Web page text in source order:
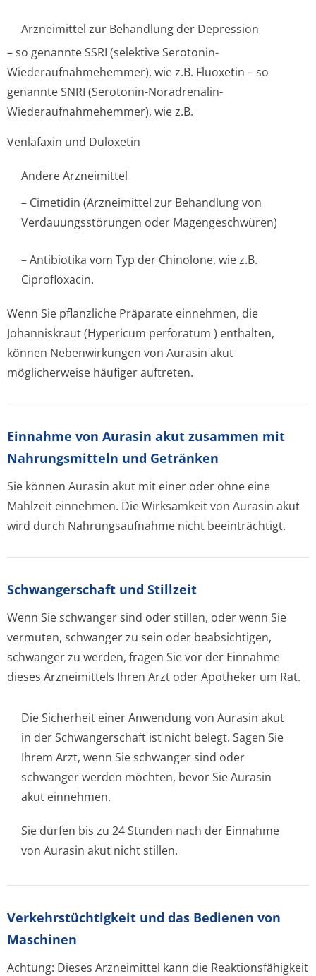
Arzneimittel zur Behandlung der Depression
– so genannte SSRI (selektive Serotonin-
Wiederaufnahme­hemmer), wie z.B. Fluoxetin – so
genannte SNRI (Serotonin-Noradrenalin-
Wiederaufnahme­hemmer), wie z.B.
Venlafaxin und Duloxetin
Andere Arzneimittel
– Cimetidin (Arzneimittel zur Behandlung von
Verdauungsstörungen oder Magengeschwüren)
– Antibiotika vom Typ der Chinolone, wie z.B.
Ciprofloxacin.
Wenn Sie pflanzliche Präparate einnehmen, die
Johanniskraut (Hypericum perforatum ) enthalten,
können Nebenwirkungen von Aurasin akut
möglicherweise häufiger auftreten.
Einnahme von Aurasin akut zusammen mit
Nahrungsmitteln und Getränken
Sie können Aurasin akut mit einer oder ohne eine
Mahlzeit einnehmen. Die Wirksamkeit von Aurasin akut
wird durch Nahrungsaufnahme nicht beeinträchtigt.
Schwangerschaft und Stillzeit
Wenn Sie schwanger sind oder stillen, oder wenn Sie
vermuten, schwanger zu sein oder beabsichtigen,
schwanger zu werden, fragen Sie vor der Einnahme
dieses Arzneimittels Ihren Arzt oder Apotheker um Rat.
Die Sicherheit einer Anwendung von Aurasin akut
in der Schwangerschaft ist nicht belegt. Sagen Sie
Ihrem Arzt, wenn Sie schwanger sind oder
schwanger werden möchten, bevor Sie Aurasin
akut einnehmen.
Sie dürfen bis zu 24 Stunden nach der Einnahme
von Aurasin akut nicht stillen.
Verkehrstüchtig­keit und das Bedienen von
Maschinen
Achtung: Dieses Arzneimittel kann die Reaktionsfähigkeit